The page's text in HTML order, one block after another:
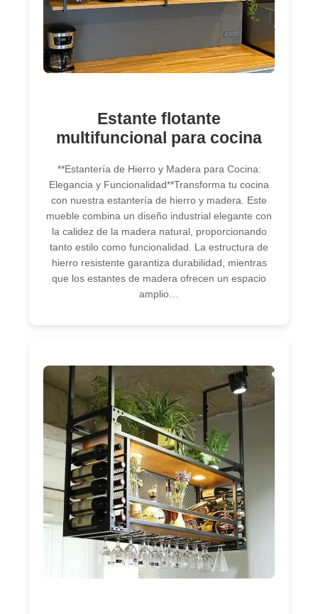
Estante flotante
multifuncional para cocina
**Estantería de Hierro y Madera para Cocina:
Elegancia y Funcionalidad**Transforma tu cocina
con nuestra estantería de hierro y madera. Este
mueble combina un diseño industrial elegante con
la calidez de la madera natural, proporcionando
tanto estilo como funcionalidad. La estructura de
hierro resistente garantiza durabilidad, mientras
que los estantes de madera ofrecen un espacio
amplio…